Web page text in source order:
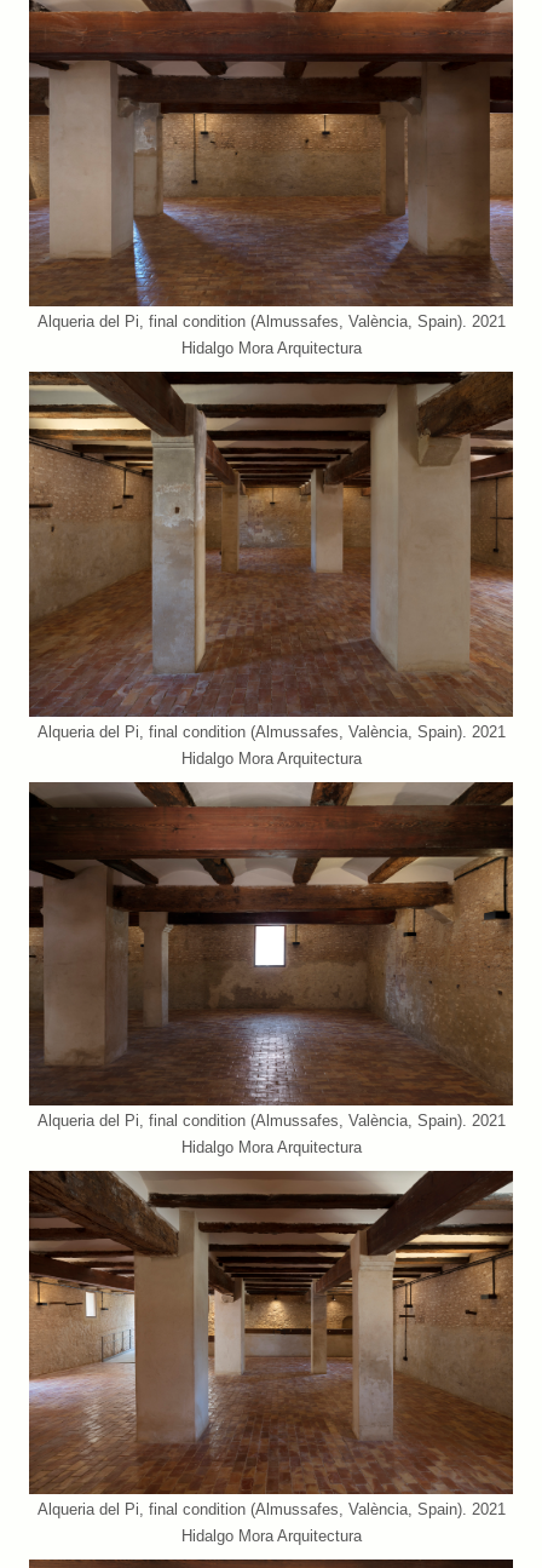
Alqueria del Pi, final condition (Almussafes, València, Spain). 2021
Hidalgo Mora Arquitectura
Alqueria del Pi, final condition (Almussafes, València, Spain). 2021
Hidalgo Mora Arquitectura
Alqueria del Pi, final condition (Almussafes, València, Spain). 2021
Hidalgo Mora Arquitectura
Alqueria del Pi, final condition (Almussafes, València, Spain). 2021
Hidalgo Mora Arquitectura